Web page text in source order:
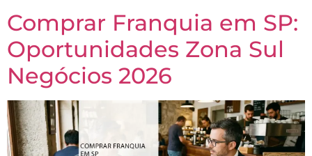
Comprar Franquia em SP:
Oportunidades Zona Sul
Negócios 2026